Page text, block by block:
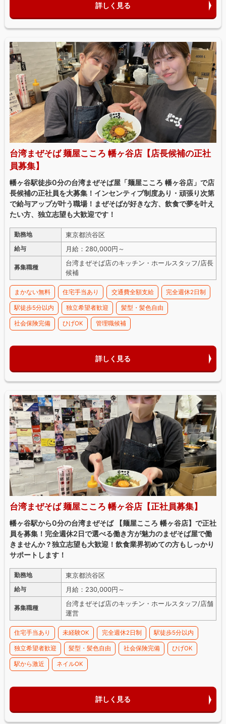
詳しく見る
台湾まぜそば 麺屋こころ 幡ヶ谷店【店長候補の正社
員募集】
幡ヶ谷駅徒歩0分の台湾まぜそば屋「麺屋こころ 幡ヶ谷店」で店
長候補の正社員を大募集！インセンティブ制度あり・頑張り次第
で給与アップが叶う職場！まぜそばが好きな方、飲食で夢を叶え
たい方、独立志望も大歓迎です！
勤務地 東京都渋谷区
給与 月給：280,000円～
募集職種
台湾まぜそば店のキッチン・ホールスタッフ/店長
候補
まかない無料 住宅手当あり 交通費全額支給 完全週休2日制
駅徒歩5分以内 独立希望者歓迎 髪型・髪色自由
社会保険完備 ひげOK 管理職候補
詳しく見る
台湾まぜそば 麺屋こころ 幡ヶ谷店【正社員募集】
幡ヶ谷駅から0分の台湾まぜそば 【麺屋こころ 幡ヶ谷店】で正社
員を募集！完全週休2日で選べる働き方が魅力のまぜそば屋で働
きませんか？独立志望も大歓迎！飲食業界初めての方もしっかり
サポートします！
勤務地 東京都渋谷区
給与 月給：230,000円～
募集職種
台湾まぜそば店のキッチン・ホールスタッフ/店舗
運営
住宅手当あり 未経験OK 完全週休2日制 駅徒歩5分以内
独立希望者歓迎 髪型・髪色自由 社会保険完備 ひげOK
駅から激近 ネイルOK
詳しく見る